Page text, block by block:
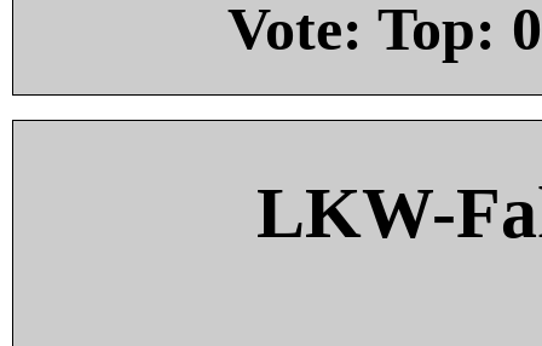
Vote: Top: 0
LKW-